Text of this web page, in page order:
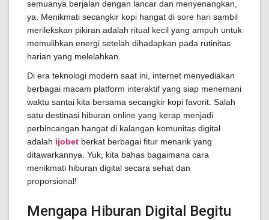
semuanya berjalan dengan lancar dan menyenangkan,
ya. Menikmati secangkir kopi hangat di sore hari sambil
merilekskan pikiran adalah ritual kecil yang ampuh untuk
memulihkan energi setelah dihadapkan pada rutinitas
harian yang melelahkan.
Di era teknologi modern saat ini, internet menyediakan
berbagai macam platform interaktif yang siap menemani
waktu santai kita bersama secangkir kopi favorit. Salah
satu destinasi hiburan online yang kerap menjadi
perbincangan hangat di kalangan komunitas digital
adalah ijobet berkat berbagai fitur menarik yang
ditawarkannya. Yuk, kita bahas bagaimana cara
menikmati hiburan digital secara sehat dan
proporsional!
Mengapa Hiburan Digital Begitu